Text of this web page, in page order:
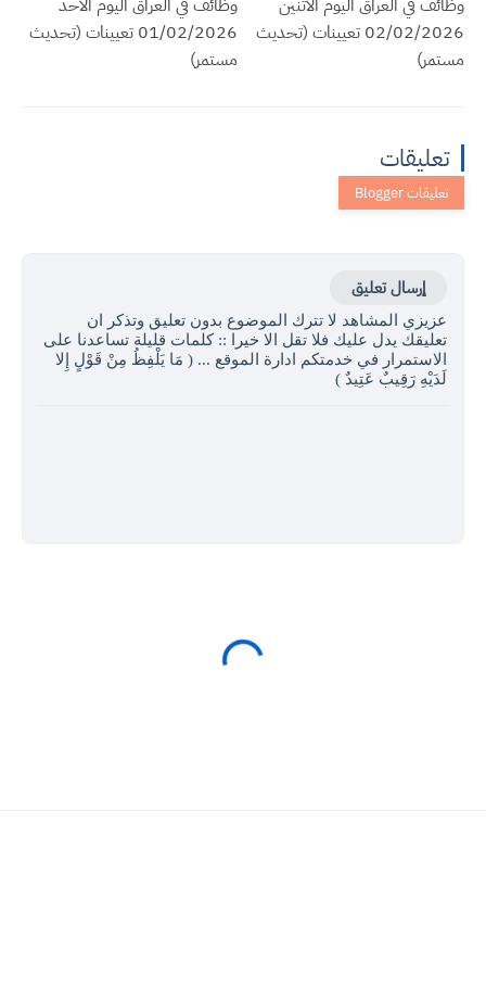
وظائف في العراق اليوم الاثنين
02/02/2026 تعيينات (تحديث
مستمر)
وظائف في العراق اليوم الاحد
01/02/2026 تعيينات (تحديث
مستمر)
تعليقات
إرسال تعليق
عزيزي المشاهد لا تترك الموضوع بدون تعليق وتذكر ان
تعليقك يدل عليك فلا تقل الا خيرا :: كلمات قليلة تساعدنا على
الاستمرار في خدمتكم ادارة الموقع ... ( مَا يَلْفِظُ مِنْ قَوْلٍ إِلا
لَدَيْهِ رَقِيبٌ عَتِيدٌ )